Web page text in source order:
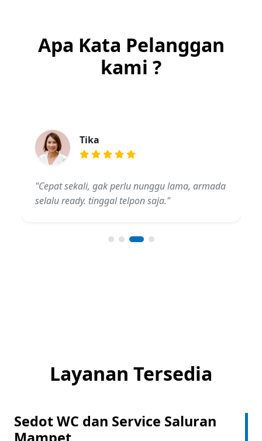
Apa Kata Pelanggan
kami ?
Tika
"Cepat sekali, gak perlu nunggu lama, armada
selalu ready. tinggal telpon saja."
Layanan Tersedia
Sedot WC dan Service Saluran